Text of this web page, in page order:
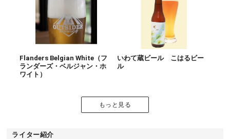
Flanders Belgian White（フ
ランダーズ・ベルジャン・ホ
ワイト）
いわて蔵ビール こはるビー
ル
もっと見る
ライター紹介